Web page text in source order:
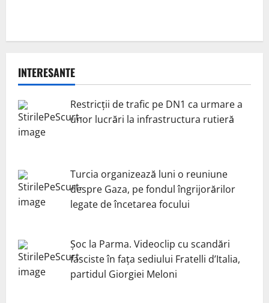
INTERESANTE
Restricții de trafic pe DN1 ca urmare a
unor lucrări la infrastructura rutieră
Turcia organizează luni o reuniune
despre Gaza, pe fondul îngrijorărilor
legate de încetarea focului
Șoc la Parma. Videoclip cu scandări
fasciste în fața sediului Fratelli d’Italia,
partidul Giorgiei Meloni